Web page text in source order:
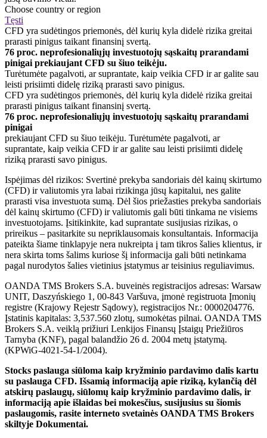
Choose country or region
Tęsti
CFD yra sudėtingos priemonės, dėl kurių kyla didelė rizika greitai
prarasti pinigus taikant finansinį svertą.
76 proc. neprofesionaliųjų investuotojų sąskaitų prarandami
pinigai prekiaujant CFD su šiuo teikėju.
Turėtumėte pagalvoti, ar suprantate, kaip veikia CFD ir ar galite sau
leisti prisiimti didelę riziką prarasti savo pinigus.
CFD yra sudėtingos priemonės, dėl kurių kyla didelė rizika greitai
prarasti pinigus taikant finansinį svertą.
76 proc. neprofesionaliųjų investuotojų sąskaitų prarandami
pinigai
prekiaujant CFD su šiuo teikėju. Turėtumėte pagalvoti, ar
suprantate, kaip veikia CFD ir ar galite sau leisti prisiimti didelę
riziką prarasti savo pinigus.
Ispėjimas dėl rizikos: Svertinė prekyba sandoriais dėl kainų skirtumo
(CFD) ir valiutomis yra labai rizikinga jūsų kapitalui, nes galite
prarasti visa investuota sumą. Dėl šios priežasties prekyba sandoriais
dėl kainų skirtumo (CFD) ir valiutomis gali būti tinkama ne visiems
investuotojams. Įsitikinkite, kad suprantate susijusias rizikas, o
prireikus – pasitarkite su nepriklausomais konsultantais. Informacija
pateikta šiame tinklapyje nera nukreipta į tam tikros šalies klientus, ir
nera skirta toms šalims kuriose šį informacija gali būti netinkama
pagal nurodytos šalies vietinius įstatymus ar teisinius reguliavimus.
OANDA TMS Brokers S.A. buveinės registracijos adresas: Warsaw
UNIT, Daszyńskiego 1, 00-843 Varšuva, įmonė registruota Įmonių
registre (Krajowy Rejestr Sądowy), registracijos Nr.: 0000204776.
Įstatinis kapitalas: 3,537.560 zlotų, sumokėtas pilnai. OANDA TMS
Brokers S.A. veiklą prižiuri Lenkijos Finansų Įstaigų Priežiūros
Tarnyba (KNF), pagal balandžio 26 d. 2004 metų įstatymą.
(KPWiG-4021-54-1/2004).
Stocks paslauga siūloma kaip kryžminio pardavimo dalis kartu
su paslauga CFD. Išsamią informaciją apie riziką, kylančią dėl
atskirų paslaugų, siūlomų kaip kryžminio pardavimo dalis, ir
informaciją apie išlaidas bei mokesčius, susijusius su šiomis
paslaugomis, rasite interneto svetainės OANDA TMS Brokers
skiltyje Dokumentai.